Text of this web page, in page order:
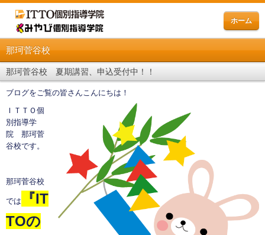
ホーム
那珂菅谷校
那珂菅谷校 夏期講習、申込受付中！！
ブログをご覧の皆さんこんにちは！
ＩＴＴＯ個
別指導学
院 那珂菅
谷校です。
那珂菅谷校
では 『IT
TOの